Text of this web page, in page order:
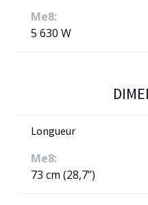
Me8:
5 630 W
Longueur
Me8:
73 cm (28,7”)